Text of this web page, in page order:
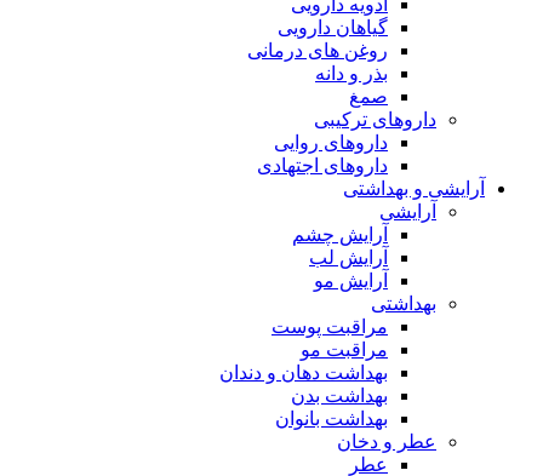
ادویه دارویی
گیاهان دارویی
روغن های درمانی
بذر و دانه
صمغ
داروهای ترکیبی
داروهای روایی
داروهای اجتهادی
آرایشی و بهداشتی
آرایشی
آرایش چشم
آرایش لب
آرایش مو
بهداشتی
مراقبت پوست
مراقبت مو
بهداشت دهان و دندان
بهداشت بدن
بهداشت بانوان
عطر و دخان
عطر